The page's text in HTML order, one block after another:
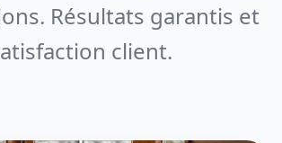
Résultats garantis et
client.